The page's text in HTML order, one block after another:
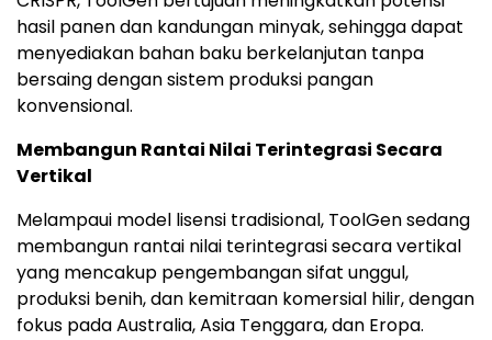
hasil panen dan kandungan minyak, sehingga dapat
menyediakan bahan baku berkelanjutan tanpa
bersaing dengan sistem produksi pangan
konvensional.
Membangun Rantai Nilai Terintegrasi Secara
Vertikal
Melampaui model lisensi tradisional, ToolGen sedang
membangun rantai nilai terintegrasi secara vertikal
yang mencakup pengembangan sifat unggul,
produksi benih, dan kemitraan komersial hilir, dengan
fokus pada Australia, Asia Tenggara, dan Eropa.